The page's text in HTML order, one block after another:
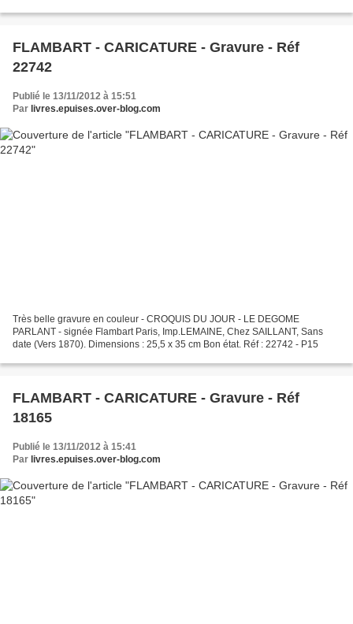
FLAMBART - CARICATURE - Gravure - Réf
22742
Publié le 13/11/2012 à 15:51
Par livres.epuises.over-blog.com
Très belle gravure en couleur - CROQUIS DU JOUR - LE DEGOME
PARLANT - signée Flambart Paris, Imp.LEMAINE, Chez SAILLANT, Sans
date (Vers 1870). Dimensions : 25,5 x 35 cm Bon état. Réf : 22742 - P15
FLAMBART - CARICATURE - Gravure - Réf
18165
Publié le 13/11/2012 à 15:41
Par livres.epuises.over-blog.com